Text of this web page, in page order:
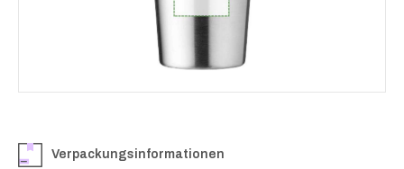
Verpackungsinformationen